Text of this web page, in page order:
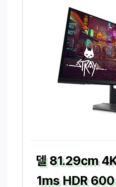
델 81.29cm
1ms HDR 600